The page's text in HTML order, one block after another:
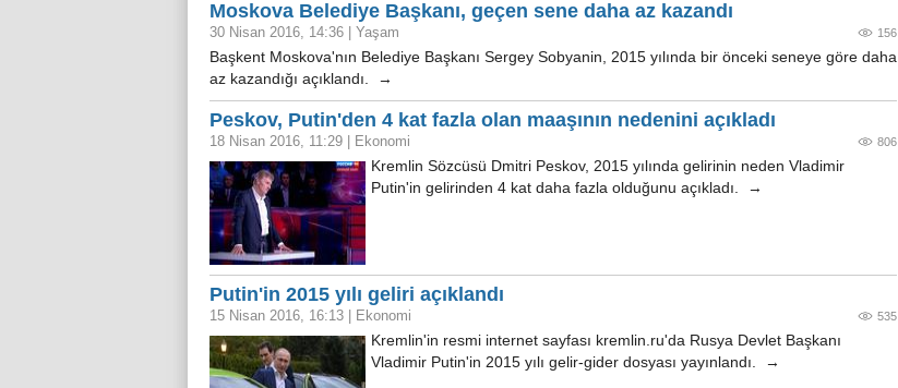
Moskova Belediye Başkanı, geçen sene daha az kazandı
30 Nisan 2016, 14:36 Yaşam 156
Başkent Moskova'nın Belediye Başkanı Sergey Sobyanin, 2015 yılında bir önceki seneye göre daha
az kazandığı açıklandı. →
Peskov, Putin'den 4 kat fazla olan maaşının nedenini açıkladı
18 Nisan 2016, 11:29 Ekonomi 806
Kremlin Sözcüsü Dmitri Peskov, 2015 yılında gelirinin neden Vladimir
Putin'in gelirinden 4 kat daha fazla olduğunu açıkladı. →
Putin'in 2015 yılı geliri açıklandı
15 Nisan 2016, 16:13 Ekonomi 535
Kremlin'in resmi internet sayfası kremlin.ru'da Rusya Devlet Başkanı
Vladimir Putin'in 2015 yılı gelir-gider dosyası yayınlandı. →